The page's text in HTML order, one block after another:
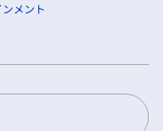
メント